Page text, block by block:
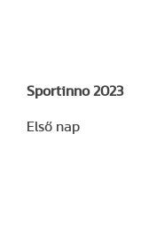
Sportinno 2023
Első nap